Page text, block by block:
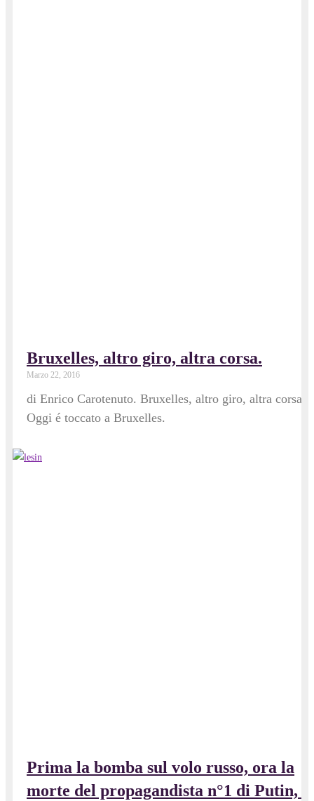
Bruxelles, altro giro, altra corsa.
Marzo 22, 2016
di Enrico Carotenuto. Bruxelles, altro giro, altra corsa.
Oggi é toccato a Bruxelles.
Prima la bomba sul volo russo, ora la
morte del propagandista n°1 di Putin, a